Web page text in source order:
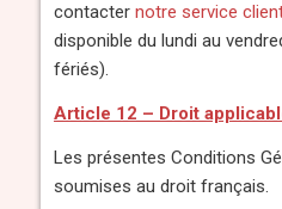
contacternotre service
disponible du lundi au
fériés).
Article 12 – Droit
Les présentes Conditions
soumises au droit français.